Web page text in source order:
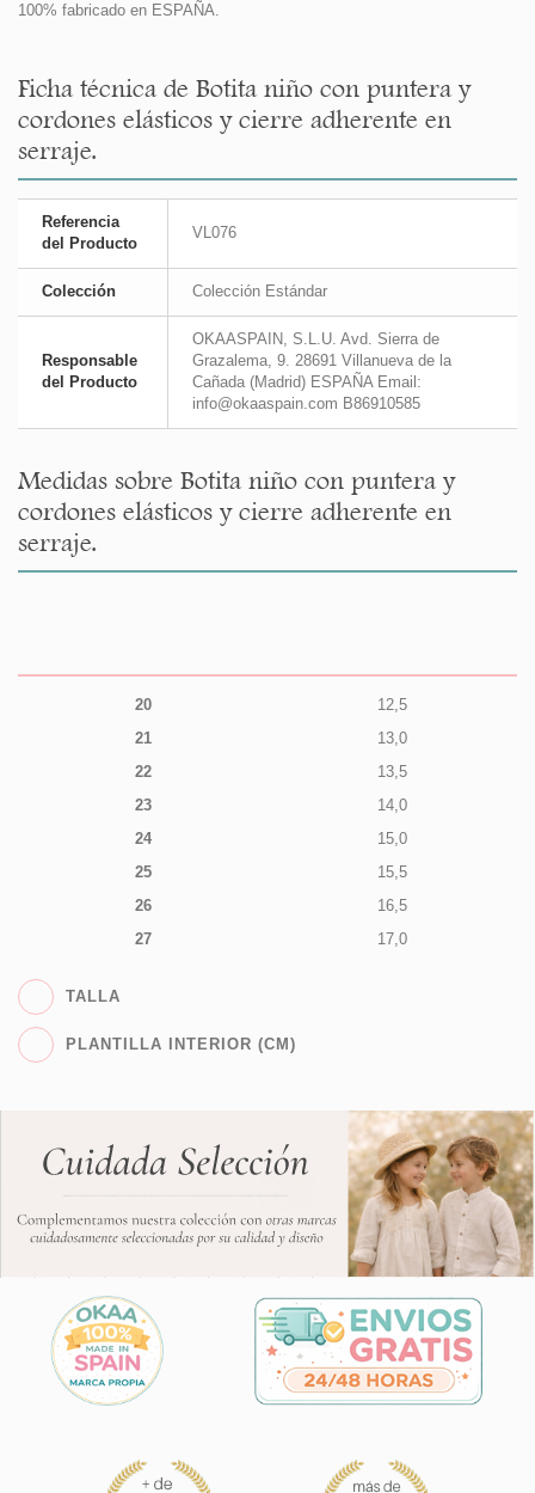
100% fabricado en ESPAÑA.
Ficha técnica de Botita niño con puntera y
cordones elásticos y cierre adherente en
serraje.
Referencia
del Producto
VL076
Colección Colección Estándar
Responsable
del Producto
OKAASPAIN, S.L.U. Avd. Sierra de
Grazalema, 9. 28691 Villanueva de la
Cañada (Madrid) ESPAÑA Email:
info@okaaspain.com B86910585
Medidas sobre Botita niño con puntera y
cordones elásticos y cierre adherente en
serraje.
20
12,5
21
13,0
22
13,5
23
14,0
24
15,0
25
15,5
26
16,5
27
17,0
TALLA
PLANTILLA INTERIOR (CM)